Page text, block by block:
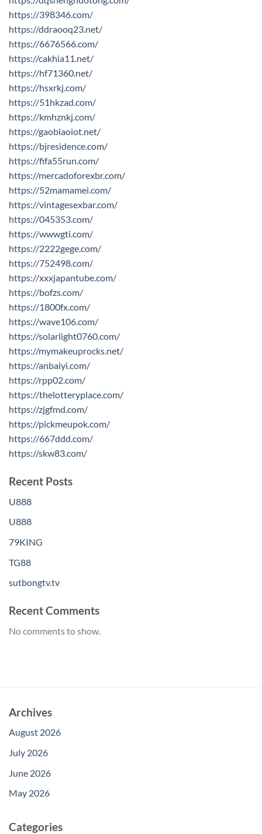
https://398346.com/
https://ddraooq23.net/
https://6676566.com/
https://cakhia11.net/
https://hf71360.net/
https://hsxrkj.com/
https://51hkzad.com/
https://kmhznkj.com/
https://gaobiaoiot.net/
https://bjresidence.com/
https://fifa55run.com/
https://mercadoforexbr.com/
https://52mamamei.com/
https://vintagesexbar.com/
https://045353.com/
https://wwwgti.com/
https://2222gege.com/
https://752498.com/
https://xxxjapantube.com/
https://bofzs.com/
https://1800fx.com/
https://wave106.com/
https://solarlight0760.com/
https://mymakeuprocks.net/
https://anbaiyi.com/
https://rpp02.com/
https://thelotteryplace.com/
https://zjgfmd.com/
https://pickmeupok.com/
https://667ddd.com/
https://skw83.com/
Recent Posts
U888
U888
79KING
TG88
sutbongtv.tv
Recent Comments
No comments to show.
Archives
August 2026
July 2026
June 2026
May 2026
Categories